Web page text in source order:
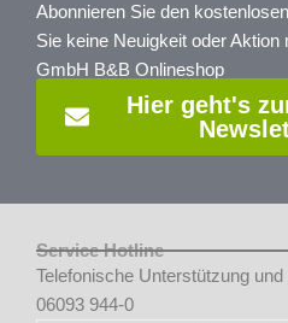
Abonnieren Sie den
Sie keine Neuigkeit oder
GmbH B&B Onlineshop
Hier geht's
Service Hotline
Telefonische Unterstützung
06093 944-0